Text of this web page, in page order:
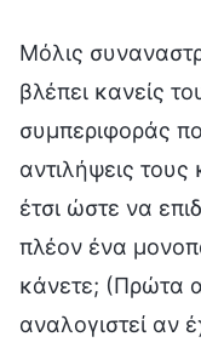
Μόλις
βλέπει κανείς
συμπεριφοράς
αντιλήψεις
έτσι ώστε να
πλέον ένα
κάνετε; (Πρώτα
αναλογιστεί αν